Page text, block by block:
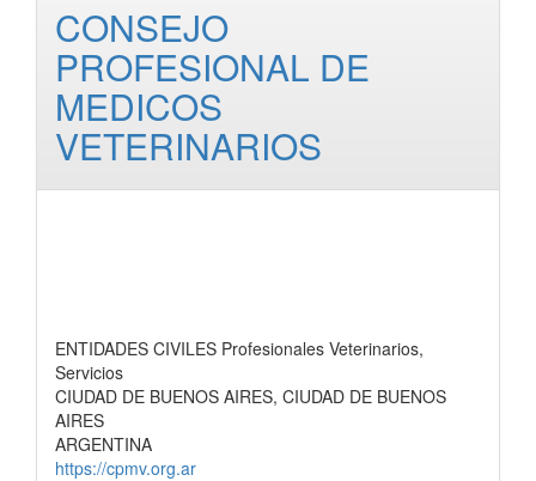
CONSEJO
PROFESIONAL DE
MEDICOS
VETERINARIOS
ENTIDADES CIVILES Profesionales Veterinarios,
Servicios
CIUDAD DE BUENOS AIRES, CIUDAD DE BUENOS
AIRES
ARGENTINA
https://cpmv.org.ar